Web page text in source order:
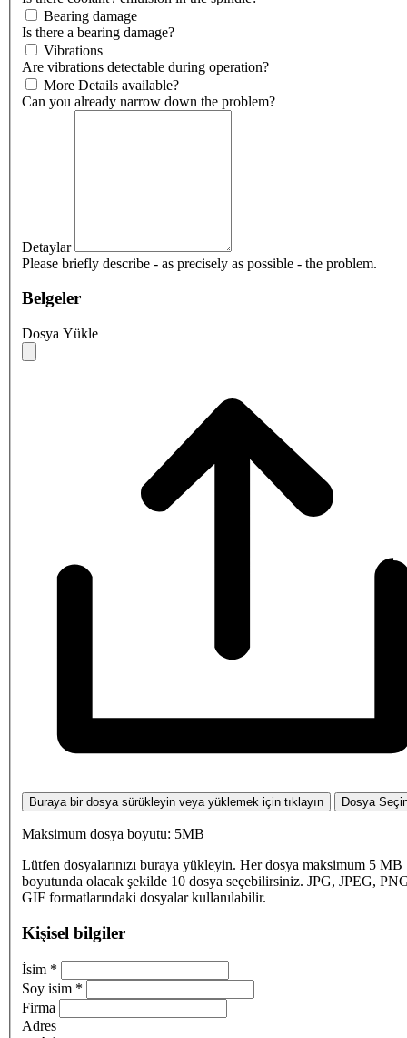
Bearing damage
Is there a bearing damage?
Vibrations
Are vibrations detectable during operation?
More Details available?
Can you already narrow down the problem?
Detaylar
Please briefly describe - as precisely as possible - the problem.
Belgeler
Dosya Yükle
Buraya bir dosya sürükleyin veya yüklemek için tıklayın Dosya
Maksimum dosya boyutu: 5MB
Lütfen dosyalarınızı buraya yükleyin. Her dosya maksimum 5 MB
boyutunda olacak şekilde 10 dosya seçebilirsiniz. JPG, JPEG,
GIF formatlarındaki dosyalar kullanılabilir.
Kişisel bilgiler
İsim *
Soy isim *
Firma
Adres